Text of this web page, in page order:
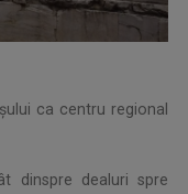
ca centru regional
dinspre dealuri spre